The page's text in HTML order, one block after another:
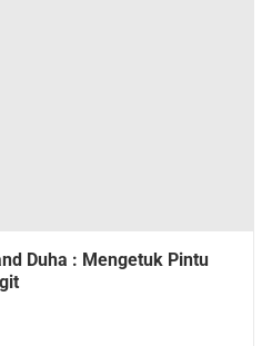
Duha : Mengetuk Pintu